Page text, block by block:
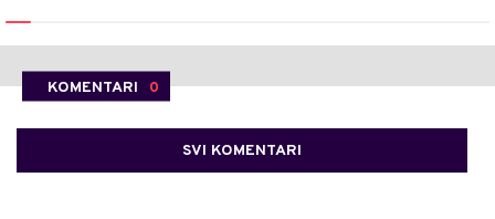
KOMENTARI 0
SVI KOMENTARI